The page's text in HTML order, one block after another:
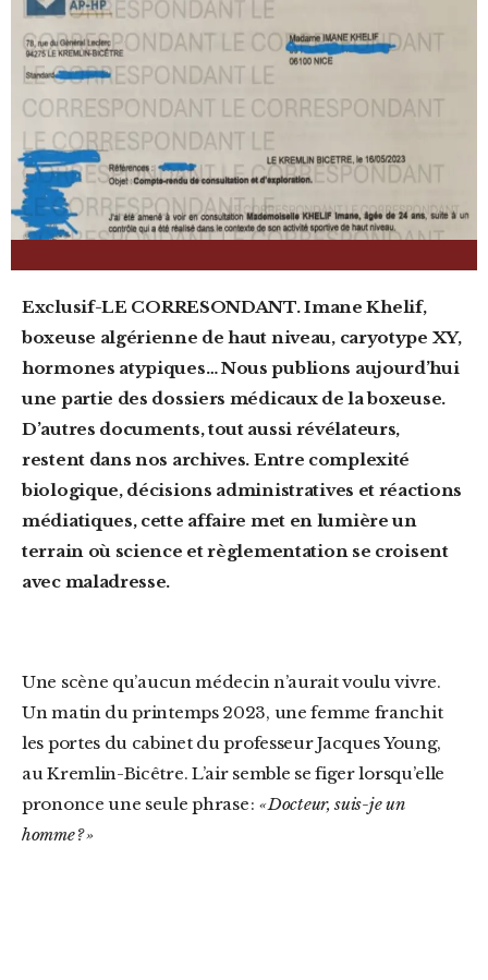
Exclusif-LE CORRESONDANT. Imane Khelif,
boxeuse algérienne de haut niveau, caryotype XY,
hormones atypiques… Nous publions aujourd’hui
une partie des dossiers médicaux de la boxeuse.
D’autres documents, tout aussi révélateurs,
restent dans nos archives. Entre complexité
biologique, décisions administratives et réactions
médiatiques, cette affaire met en lumière un
terrain où science et règlementation se croisent
avec maladresse.
Une scène qu’aucun médecin n’aurait voulu vivre.
Un matin du printemps 2023, une femme franchit
les portes du cabinet du professeur Jacques Young,
au Kremlin-Bicêtre. L’air semble se figer lorsqu’elle
prononce une seule phrase : « Docteur, suis-je un
homme ? »